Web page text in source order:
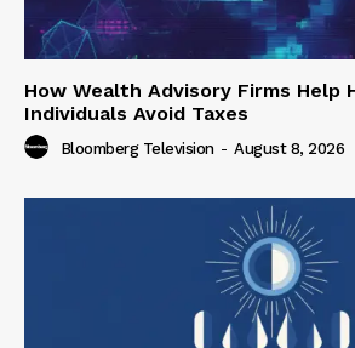
How Wealth Advisory Firms Help
Individuals Avoid Taxes
Bloomberg Television - August 8, 2026